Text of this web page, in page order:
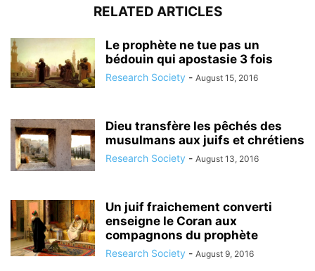
RELATED ARTICLES
Le prophète ne tue pas un
bédouin qui apostasie 3 fois
Research Society - August 15, 2016
Dieu transfère les pêchés des
musulmans aux juifs et chrétiens
Research Society - August 13, 2016
Un juif fraichement converti
enseigne le Coran aux
compagnons du prophète
Research Society - August 9, 2016